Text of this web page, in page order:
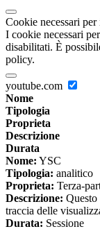
Cookie necessari
I cookie necessari
disabilitati. È
policy.
youtube.com
Nome
Tipologia
Proprieta
Descrizione
Durata
Nome: YSC
Tipologia: analitico
Proprieta: Terza-
Descrizione: Questo
traccia delle
Durata: Sessione